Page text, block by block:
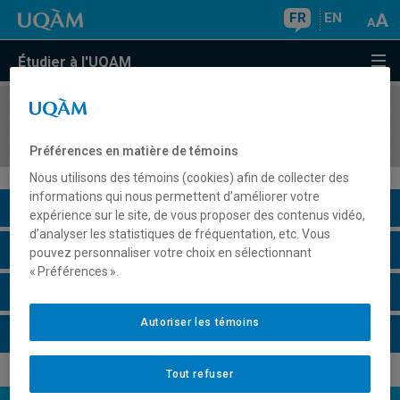
FR EN
Étudier à l'UQAM
COURS//
Description du cours
Horaire - Été 2026
Préférences en matière de témoins
Nous utilisons des témoins (cookies) afin de collecter des
informations qui nous permettent d’améliorer votre
expérience sur le site, de vous proposer des contenus vidéo,
d’analyser les statistiques de fréquentation, etc. Vous
pouvez personnaliser votre choix en sélectionnant
« Préférences ».
Tout refuser
Autoriser les témoins